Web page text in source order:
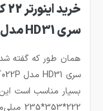
سری HD31 مدل HD31-4T022P
بسیار مناسب است این